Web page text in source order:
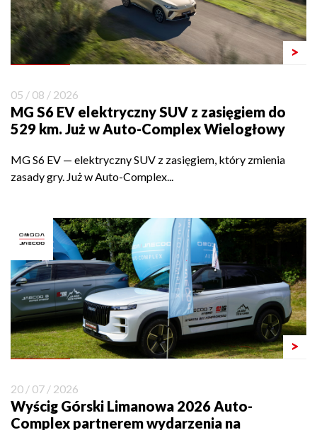
>
05 / 08 / 2026
MG S6 EV elektryczny SUV z zasięgiem do
529 km. Już w Auto-Complex Wielogłowy
MG S6 EV — elektryczny SUV z zasięgiem, który zmienia
zasady gry. Już w Auto-Complex...
>
20 / 07 / 2026
Wyścig Górski Limanowa 2026 Auto-
Complex partnerem wydarzenia na